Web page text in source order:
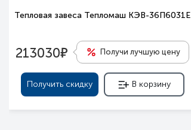
Тепловая завеса Тепломаш КЭВ-36П6031Е
213030е Получи лучшую цену
Получить скидку В корзину